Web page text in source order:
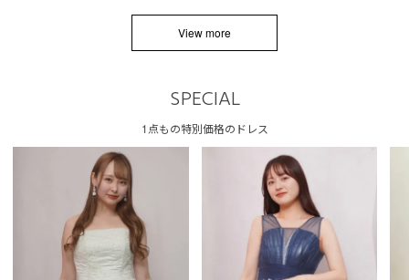
View more
SPECIAL
1点もの特別価格のドレス